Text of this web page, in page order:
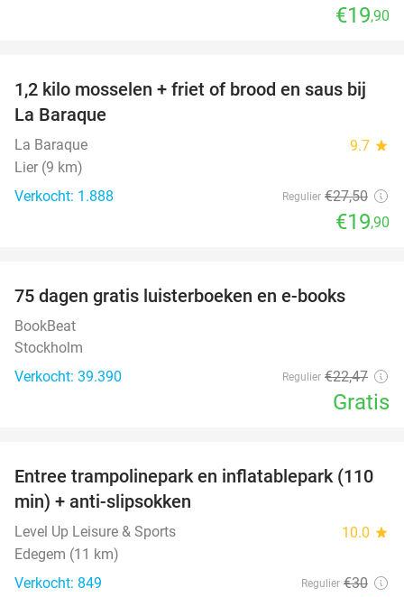
€19,90
28%
1,2 kilo mosselen + friet of brood en saus bij
La Baraque
La Baraque 9.7 star
Lier (9 km)
Verkocht: 1.888
Regulier €27,50
€19,90
75 dagen gratis luisterboeken en e-books
BookBeat
Stockholm
Verkocht: 39.390
Regulier €22,47
Gratis
40%
Entree trampolinepark en inflatablepark (110
min) + anti-slipsokken
Level Up Leisure & Sports 10.0 star
Edegem (11 km)
Verkocht: 849
Regulier €30